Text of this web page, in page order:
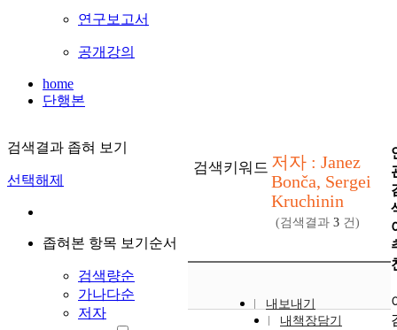
연구보고서
공개강의
home
단행본
검색결과 좁혀 보기
선택해제
좁혀본 항목 보기순서
검색량순
가나다순
저자
검색키워드 저자 : Janez
Bonča, Sergei
Kruchinin
(검색결과 3 건)
내보내기
내책장담기